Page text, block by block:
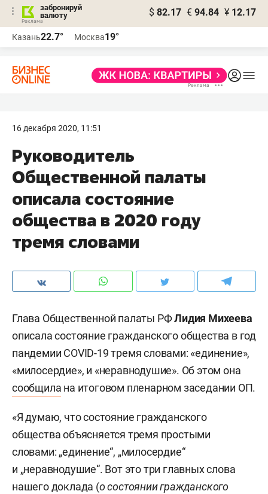
забронируй
валюту
$ 82.17 € 94.84 ¥ 12.17
Казань22.7° Москва19°
16 декабря 2020, 11:51
Руководитель
Общественной палаты
описала состояние
общества в 2020 году
тремя словами
Глава Общественной палаты РФЛидия Михеева
описала состояние гражданского общества в год
пандемии COVID-19 тремя словами: «единение»,
«милосердие», и «неравнодушие». Об этом она
сообщила на итоговом пленарном заседании ОП.
«Я думаю, что состояние гражданского
общества объясняется тремя простыми
словами: „единение“, „милосердие“
и „неравнодушие“. Вот это три главных слова
нашего доклада (о состоянии гражданского